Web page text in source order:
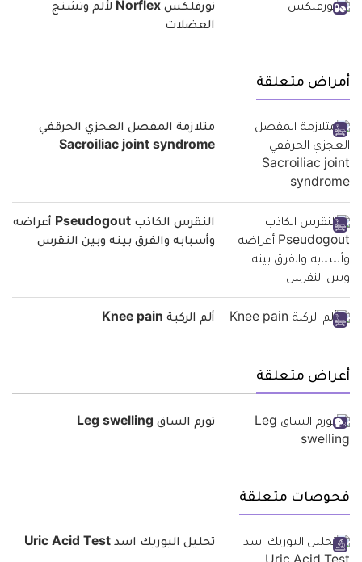
نورفلكس Norflex لألم وتشنج
العضلات
أمراض متعلقة
متلازمة المفصل العجزي الحرقفي
Sacroiliac joint syndrome
النقرس الكاذب Pseudogout أعراضه
وأسبابه والفرق بينه وبين النقرس
ألم الركبة Knee pain
أعراض متعلقة
تورم الساق Leg swelling
فحوصات متعلقة
تحليل اليوريك اسد Uric Acid Test